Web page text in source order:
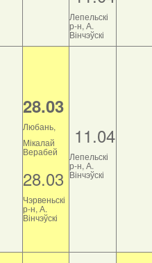
Лепельскі
р-н, А.
Вінчэўскі
28.03
Любань,
Мікалай
Верабей
28.03
Чэрвеньскі
р-н, А.
Вінчэўскі
11.04
Лепельскі
р-н, А.
Вінчэўскі